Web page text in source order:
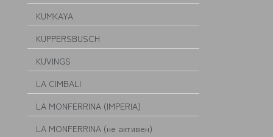
KUMKAYA
KÜPPERSBUSCH
KUVINGS
LA CIMBALI
LA MONFERRINA (IMPERIA)
LA MONFERRINA (не активен)